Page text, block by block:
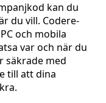
kan du
du vill. Codere-
och mobila
var och när du
säkrade med
till att dina